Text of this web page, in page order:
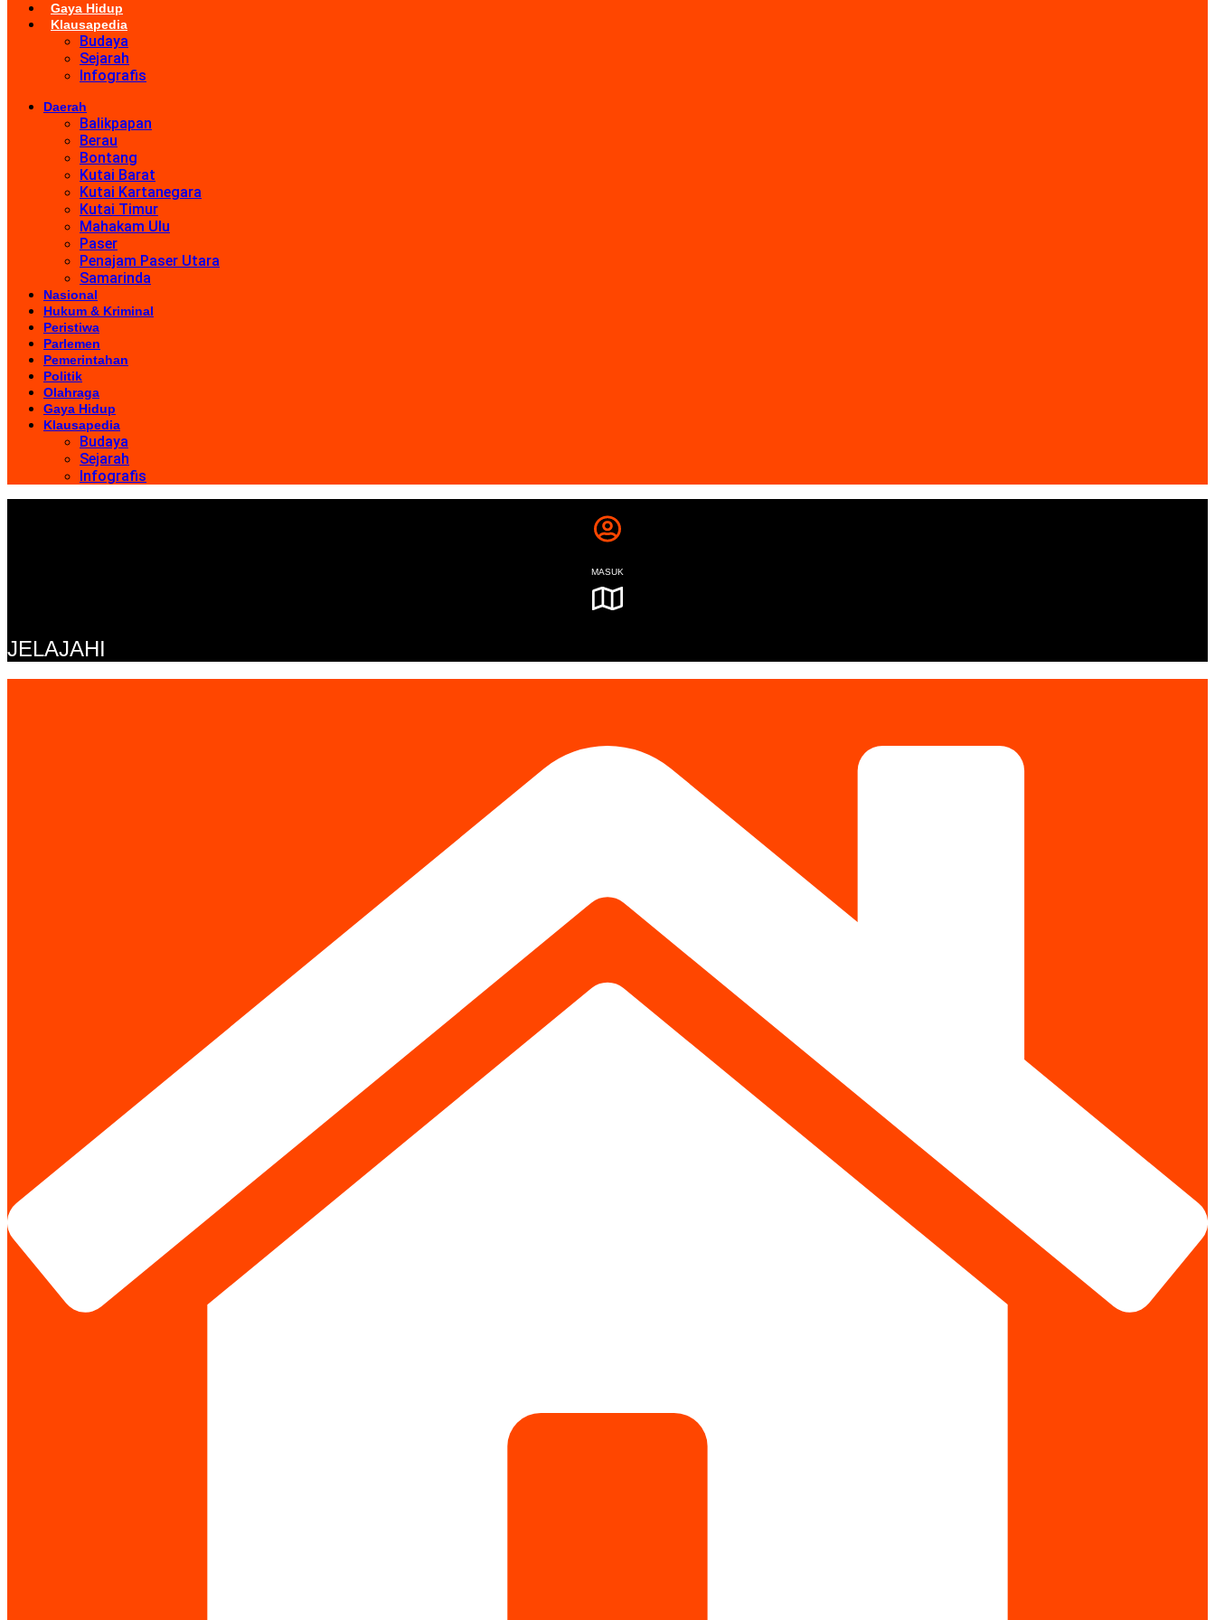
Gaya Hidup
Klausapedia
Budaya
Sejarah
Infografis
Daerah
Balikpapan
Berau
Bontang
Kutai Barat
Kutai Kartanegara
Kutai Timur
Mahakam Ulu
Paser
Penajam Paser Utara
Samarinda
Nasional
Hukum & Kriminal
Peristiwa
Parlemen
Pemerintahan
Politik
Olahraga
Gaya Hidup
Klausapedia
Budaya
Sejarah
Infografis
MASUK
JELAJAHI